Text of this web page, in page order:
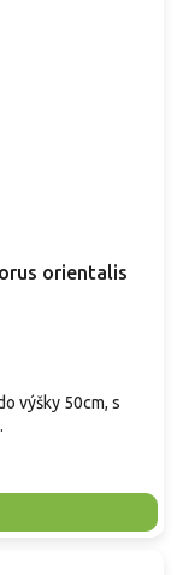
orientalis
výšky 50cm, s